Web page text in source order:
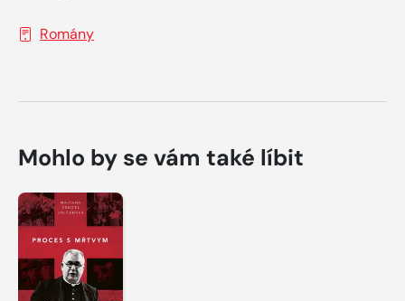
Romány
Mohlo by se vám také líbit